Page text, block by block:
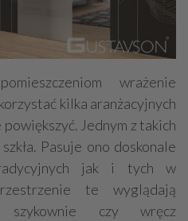
wrażenie
kilka aranżacyjnych
Jednym z takich
Pasuje ono doskonale
jak i tych w
te wyglądają
szykownie czy wręcz